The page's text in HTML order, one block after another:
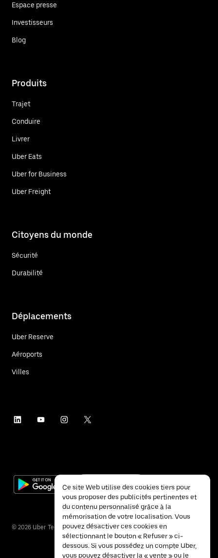
Espace presse
Investisseurs
Blog
Produits
Trajet
Conduire
Livrer
Uber Eats
Uber for Business
Uber Freight
Citoyens du monde
Sécurité
Durabilité
Déplacements
Uber Reserve
Aéroports
Villes
© 2026 Uber Technologies Inc.
Ce site Web utilise des cookies tiers pour
vous proposer des publicités pertinentes et
du contenu personnalisé grâce à la
mémorisation de votre localisation. Vous
pouvez désactiver ces cookies en
sélectionnant le bouton « Refuser » ci-
dessous. Si vous possédez un compte Uber,
vous pouvez désactiver la « vente » ou le